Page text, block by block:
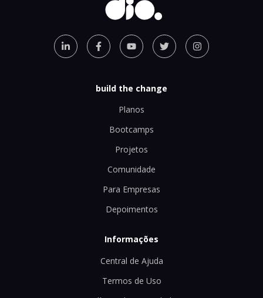
build the change
Planos
Bootcamps
Projetos
Comunidade
Para Empresas
Depoimentos
Informações
Central de Ajuda
Termos de Uso